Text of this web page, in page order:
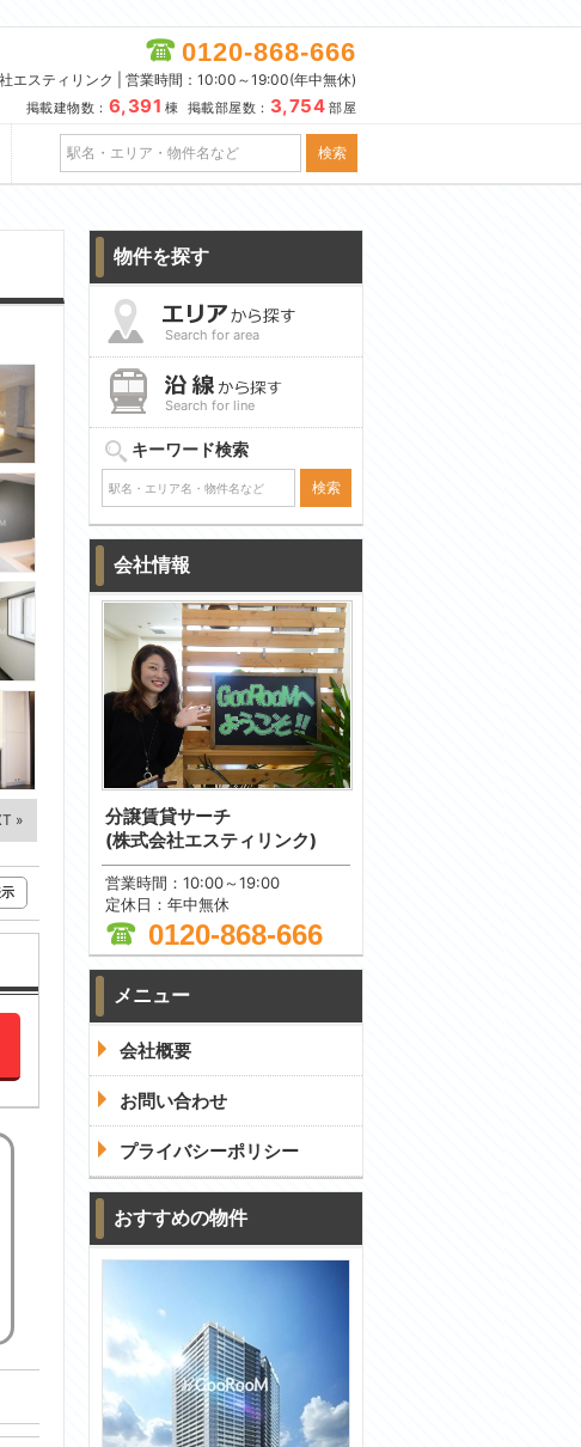
0120-868-666
エスティリンク | 営業時間：10:00～19:00(年中無休)
掲載建物数： 6,391 棟 掲載部屋数： 3,754 部屋
»
物件を探す
Search for area
Search for line
キーワード検索
会社情報
分譲賃貸サーチ
(株式会社エスティリンク)
営業時間：10:00～19:00
定休日：年中無休
0120-868-666
メニュー
会社概要
お問い合わせ
プライバシーポリシー
おすすめの物件